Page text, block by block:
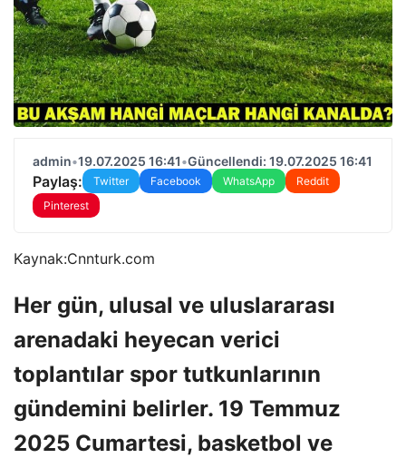
admin•19.07.2025 16:41•Güncellendi: 19.07.2025 16:41
Paylaş: Twitter Facebook WhatsApp
Reddit
Pinterest
Kaynak:Cnnturk.com
Her gün, ulusal ve uluslararası
arenadaki heyecan verici
toplantılar spor tutkunlarının
gündemini belirler. 19 Temmuz
2025 Cumartesi, basketbol ve